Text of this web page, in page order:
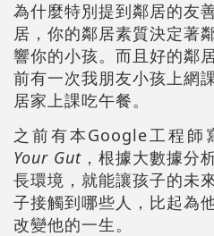
為什麼特別提到鄰居的友
居，你的鄰居素質決定著
響你的小孩。而且好的鄰
前有一次我朋友小孩上網
居家上課吃午餐。
之前有本Google工程師
Your Gut ，根據大數據分
長環境，就能讓孩子的未
子接觸到哪些人，比起為
改變他的一生。